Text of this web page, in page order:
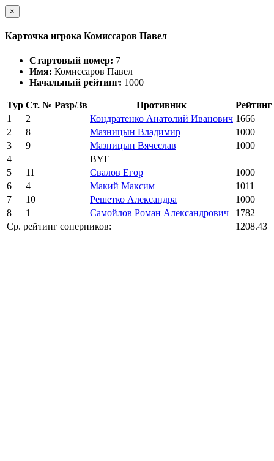
×
Карточка игрока Комиссаров Павел
Стартовый номер: 7
Имя: Комиссаров Павел
Начальный рейтинг: 1000
Тур Ст. № Разр/Зв Противник
Рейтинг
1
2 Кондратенко Анатолий Иванович 1666
2
8 Мазницын Владимир
1000
3
9 Мазницын Вячеслав
1000
4
BYE
5
11 Свалов Егор
1000
6
4 Макий Максим
1011
7
10 Решетко Александра
1000
8
1 Самойлов Роман Александрович
1782
Ср. рейтинг соперников:
1208.43